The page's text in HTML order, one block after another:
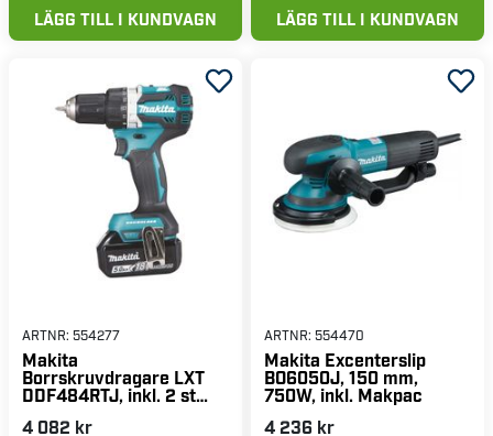
LÄGG TILL I KUNDVAGN LÄGG TILL I KUNDVAGN
ARTNR: 554277
Makita
Borrskruvdragare LXT
DDF484RTJ, inkl. 2 st
& Makpac
4 082 kr
ARTNR: 554470
Makita Excenterslip
BO6050J, 150 mm,
750W, inkl. Makpac
4 236 kr